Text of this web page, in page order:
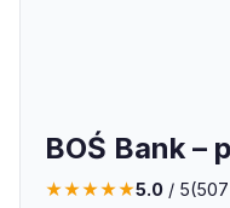
BOŚ Bank –
★★★★★5.0 / 5(507